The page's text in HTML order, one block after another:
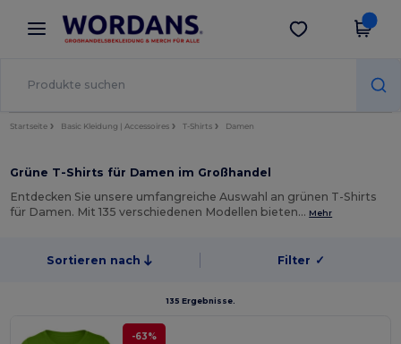
× Wordans App
Bessere Preise in der App!
App holen
Startseite Basic Kleidung | Accessoires T-Shirts Damen
Grüne T-Shirts für Damen im Großhandel
Entdecken Sie unsere umfangreiche Auswahl an grünen T-Shirts
für Damen. Mit 135 verschiedenen Modellen bieten… Mehr
Sortieren nach Filter ✓
135 Ergebnisse.
-63%